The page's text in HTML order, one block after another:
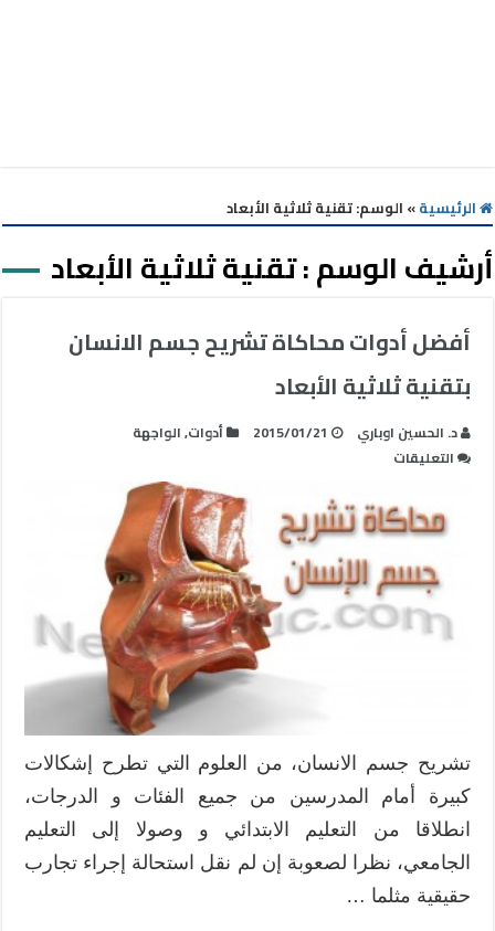
الرئيسية» الوسم:تقنية ثلاثية الأبعاد
أرشيف الوسم :تقنية ثلاثية الأبعاد
أفضل أدوات محاكاة تشريح جسم الانسان
بتقنية ثلاثية الأبعاد
د. الحسين اوباري 2015/01/21 أدوات,الواجهة
التعليقات
أدوات
محاكاة
تشريح
جسم
الانسان
بتقنية
تشريح جسم الانسان، من العلوم التي تطرح إشكالات
كبيرة أمام المدرسين من جميع الفئات و الدرجات،
انطلاقا من التعليم الابتدائي و وصولا إلى التعليم
الجامعي، نظرا لصعوبة إن لم نقل استحالة إجراء تجارب
حقيقية مثلما …